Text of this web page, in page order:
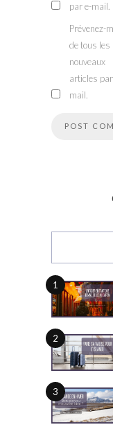
par e-mail.
Prévenez-
de tous les
nouveaux
articles
mail.
1
2
3